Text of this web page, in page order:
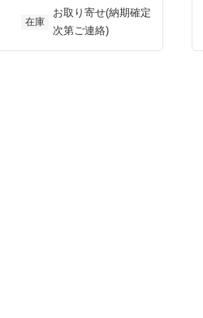
在庫
お取り寄せ(納期確定
次第ご連絡)